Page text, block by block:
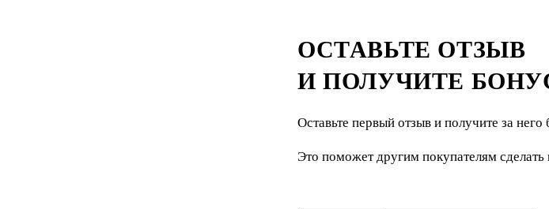
ОСТАВЬТЕ ОТЗЫВ
И ПОЛУЧИТЕ
Оставьте первый отзыв и получите за него
Это поможет другим покупателям